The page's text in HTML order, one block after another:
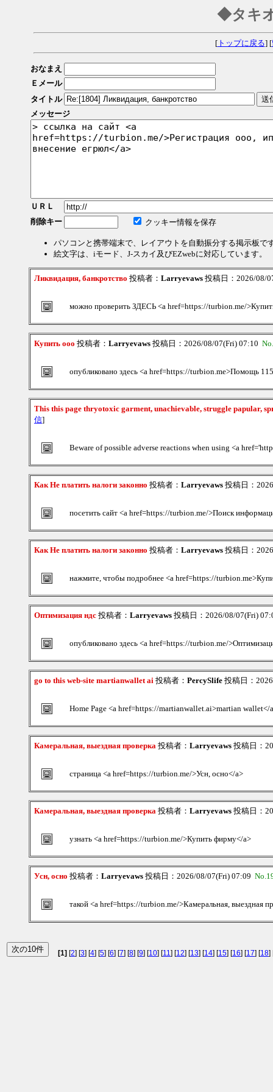
◆タキ
[トップに戻る] [
おなまえ
Ｅメール
タイトル
メッセージ
ＵＲＬ
削除キー
クッキー情報を保存
パソコンと携帯端末で、レイアウトを自動振分する掲示板で
絵文字は、iモード、J-スカイ及びEZwebに対応しています。
Ликвидация, банкротство 投稿者： Larryevaws 投稿日：2026/08/
можно проверить ЗДЕСЬ <a href=https://turbion.me/
Купить ооо 投稿者： Larryevaws 投稿日：2026/08/07(Fri) 07:10
опубликовано здесь <a href=https://turbion.me>Помощь
This this page thryotoxic garment, unachievable, struggle papular,
信]
Beware of possible adverse reactions when using <a
Как Не платить налоги законно 投稿者： Larryevaws 投稿日：
посетить сайт <a href=https://turbion.me/>Поиск
Как Не платить налоги законно 投稿者： Larryevaws 投稿日：
нажмите, чтобы подробнее <a href=https://
Оптимизация ндс 投稿者： Larryevaws 投稿日：2026/08/07(Fri)
опубликовано здесь <a href=https://turbion.me/
go to this web-site martianwallet ai 投稿者： PercySlife 投稿日：
Home Page <a href=https://martianwallet.ai>martian wallet</
Камеральная, выездная проверка 投稿者： Larryevaws 投稿日：
страница <a href=https://turbion.me/>Усн, осно</a>
Камеральная, выездная проверка 投稿者： Larryevaws 投稿日：
узнать <a href=https://turbion.me/>Купить фирму</a>
Усн, осно 投稿者： Larryevaws 投稿日：2026/08/07(Fri) 07:09
такой <a href=https://turbion.me/>Камеральная, выездная
[1] [2] [3] [4] [5] [6] [7] [8] [9] [10] [11] [12] [13] [14] [15] [16] [17] [18]